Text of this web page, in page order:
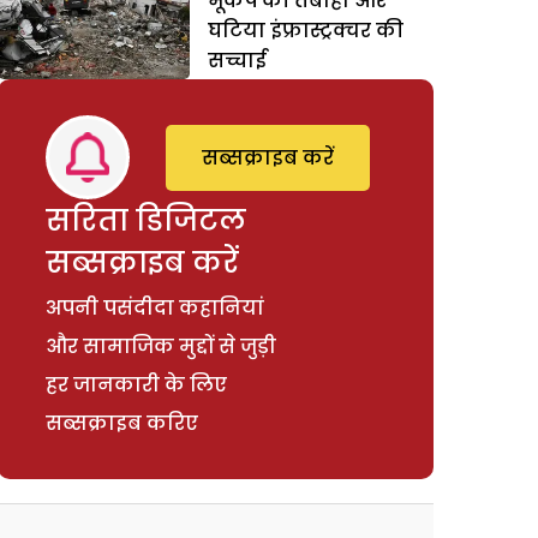
घटिया इंफ्रास्ट्रक्चर की
सच्चाई
सरिता डिजिटल
सब्सक्राइब करें
अपनी पसंदीदा कहानियां
और सामाजिक मुद्दों से जुड़ी
हर जानकारी के लिए
सब्सक्राइब करिए
सब्सक्राइब करें